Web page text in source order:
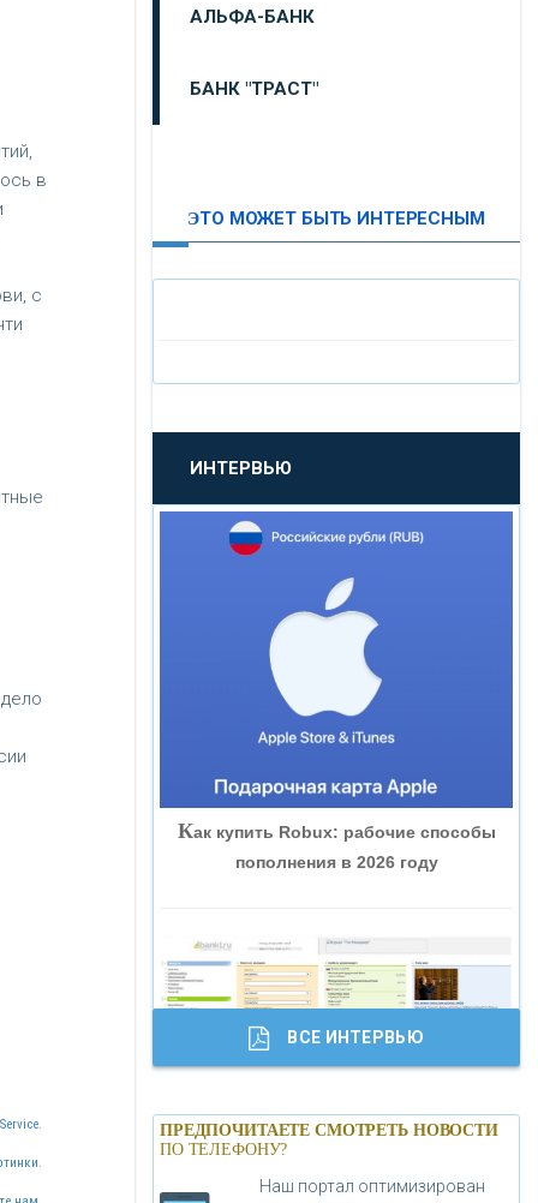
в
с
АЛЬФА-БАНК
БАНК "ТРАСТ"
«ПРОМСВЯЗЬБАНК»
«НОВИКОМБАНК»
«СМП БАНК»
«ВНЕШПРОМБАНК»
«БАНК ГЛОБЭКС»
«ТРАСТ»
«ГАЗПРОМБАНК»
«МОСКОВСКИЙ КРЕДИТНЫЙ
БАНК»
ЭТО МОЖЕТ БЫТЬ ИНТЕРЕСНЫМ
ИНТЕРВЬЮ
Как купить Robux: рабочие способы
пополнения в 2026 году
Банки.ру обновил логотип впервые за
19 лет - «Лента новостей»
ВСЕ ИНТЕРВЬЮ
ПРЕДПОЧИТАЕТЕ СМОТРЕТЬ НОВОСТИ
ПО ТЕЛЕФОНУ?
Наш портал оптимизирован